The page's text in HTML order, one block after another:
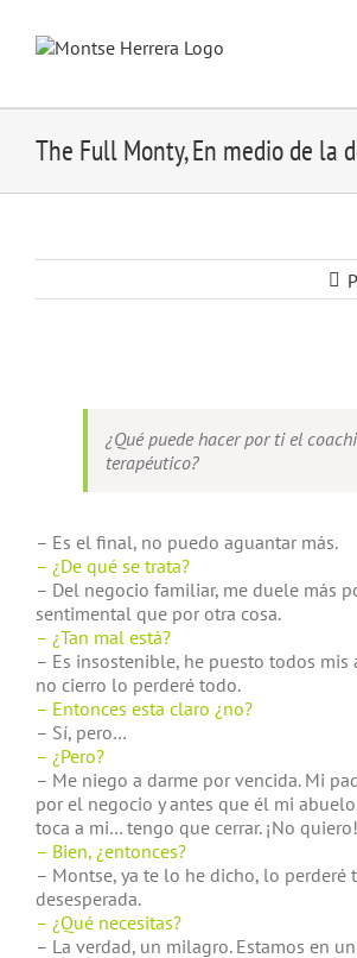
content
The Full Monty, En medio de la
Larger
¿Qué puede hacer por ti el
terapéutico?
– Es el final, no puedo aguantar más.
– ¿De qué se trata?
– Del negocio familiar, me duele más
sentimental que por otra cosa.
– ¿Tan mal está?
– Es insostenible, he puesto todos mis
no cierro lo perderé todo.
– Entonces esta claro ¿no?
– Sí, pero…
– ¿Pero?
– Me niego a darme por vencida. Mi
por el negocio y antes que él mi
toca a mi… tengo que cerrar. ¡No quiero!
– Bien, ¿entonces?
– Montse, ya te lo he dicho, lo perderé
desesperada.
– ¿Qué necesitas?
– La verdad, un milagro. Estamos en